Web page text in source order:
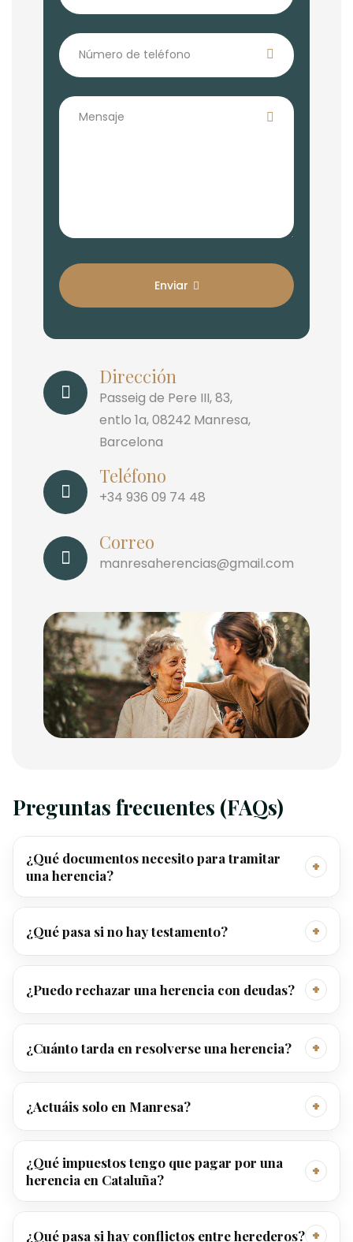
Enviar
Dirección
Passeig de Pere III, 83,
entlo 1a, 08242 Manresa,
Barcelona
Teléfono
+34 936 09 74 48
Correo
manresaherencias@gmail.com
Preguntas frecuentes (FAQs)
¿Qué documentos necesito para tramitar
una herencia?
+
¿Qué pasa si no hay testamento? +
¿Puedo rechazar una herencia con deudas? +
¿Cuánto tarda en resolverse una herencia? +
¿Actuáis solo en Manresa? +
¿Qué impuestos tengo que pagar por una
herencia en Cataluña?
+
¿Qué pasa si hay conflictos entre herederos? +